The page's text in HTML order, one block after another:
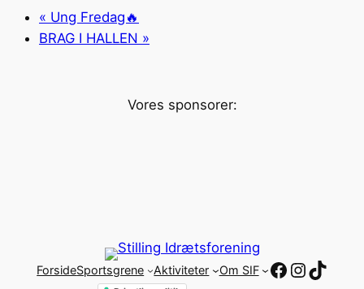
« Ung Fredag🔥
BRAG I HALLEN »
Vores sponsorer:
ForsideSportsgrene Aktiviteter Om SIF Facebook